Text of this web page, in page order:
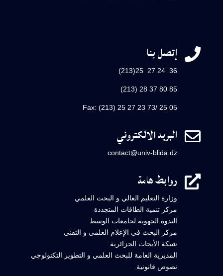
 إتصل بنا
36 24 27 25(213)
85 80 37 28 (213)
Fax: (213) 25 27 23 73/ 25 05
 البريد الالكتروني
contact@univ-blida.dz
 روابط هامة
وزارة التعليم العالي و البحث العلمي
مركز تنمية الطاقات المتجددة
الندوة الجهوية لجامعات الوسط
مركز البحث في الإعلام العلمي و التقني
شبكة الأبحاث الجزائرية
المديرية العامة للبحث العلمي و التطوير التكنولوجي
نصوص قانونية